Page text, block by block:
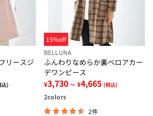
リースジ
込)
15%off
BELLUNA
ふんわりなめらか裏ベロアカー
デワンピース
¥3,730 ～ ¥4,665 (税込)
2colors
2件